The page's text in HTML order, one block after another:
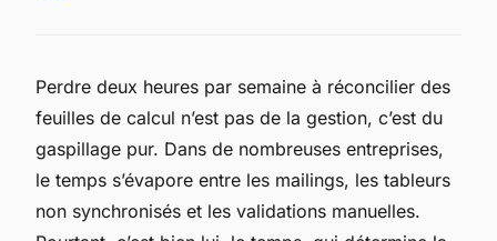
Perdre deux heures par semaine à réconcilier des
feuilles de calcul n’est pas de la gestion, c’est du
gaspillage pur. Dans de nombreuses entreprises,
le temps s’évapore entre les mailings, les tableurs
non synchronisés et les validations manuelles.